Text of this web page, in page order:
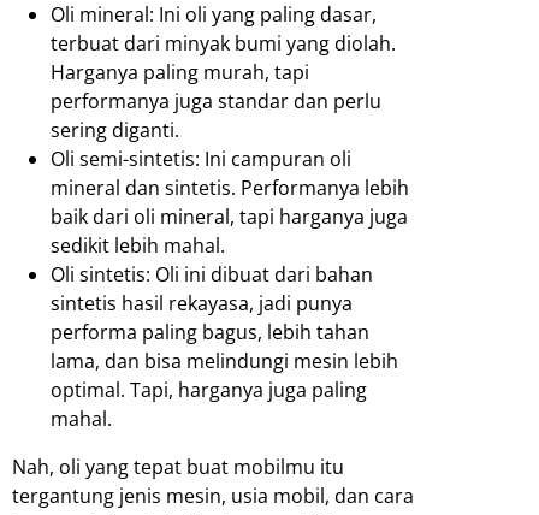
Oli mineral: Ini oli yang paling dasar,
terbuat dari minyak bumi yang diolah.
Harganya paling murah, tapi
performanya juga standar dan perlu
sering diganti.
Oli semi-sintetis: Ini campuran oli
mineral dan sintetis. Performanya lebih
baik dari oli mineral, tapi harganya juga
sedikit lebih mahal.
Oli sintetis: Oli ini dibuat dari bahan
sintetis hasil rekayasa, jadi punya
performa paling bagus, lebih tahan
lama, dan bisa melindungi mesin lebih
optimal. Tapi, harganya juga paling
mahal.
Nah, oli yang tepat buat mobilmu itu
tergantung jenis mesin, usia mobil, dan cara